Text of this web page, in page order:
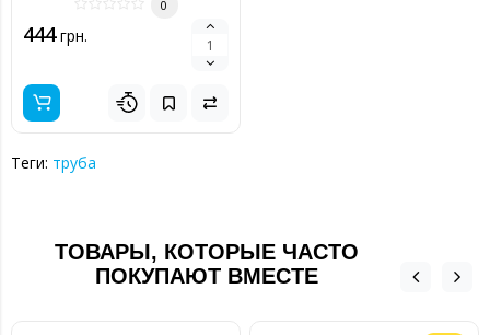
0
444грн.
Теги: труба
ТОВАРЫ, КОТОРЫЕ ЧАСТО
ПОКУПАЮТ ВМЕСТЕ